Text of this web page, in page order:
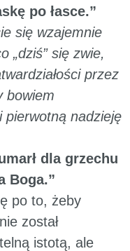
po łasce.”
się wzajemnie
„dziś” się zwie,
przez
bowiem
pierwotną nadzieję
dla grzechu
Boga.”
po to, żeby
został
istotą, ale